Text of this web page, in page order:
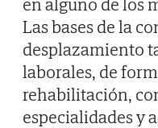
Las bases de la
desplazamiento
laborales, de
rehabilitación,
especialidades y